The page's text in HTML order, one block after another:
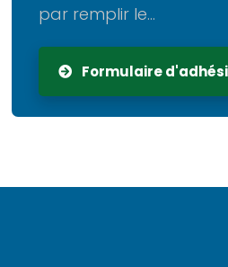
par remplir le...
Formulaire